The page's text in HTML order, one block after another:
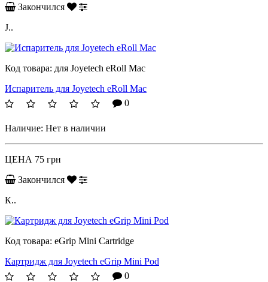
Закончился
J..
Код товара: для Joyetech eRoll Mac
Испаритель для Joyetech eRoll Mac
0
Наличие: Нет в наличии
ЦЕНА 75 грн
Закончился
К..
Код товара: eGrip Mini Cartridge
Картридж для Joyetech eGrip Mini Pod
0